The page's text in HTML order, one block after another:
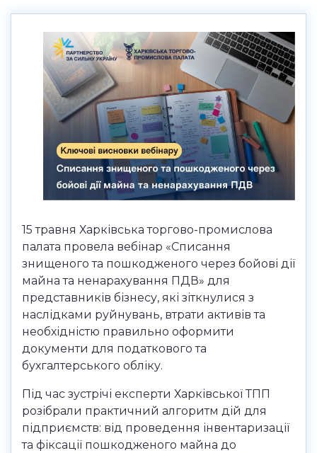
15 травня Харківська торгово-промислова
палата провела вебінар «Списання
знищеного та пошкодженого через бойові дії
майна та ненарахування ПДВ» для
представників бізнесу, які зіткнулися з
наслідками руйнувань, втрати активів та
необхідністю правильно оформити
документи для податкового та
бухгалтерського обліку.
Під час зустрічі експерти Харківської ТПП
розібрали практичний алгоритм дій для
підприємств: від проведення інвентаризації
та фіксації пошкодженого майна до